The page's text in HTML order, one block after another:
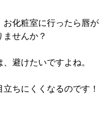
化粧室に行ったら唇が
せんか？
避けたいですよね。
ちにくくなるのです！